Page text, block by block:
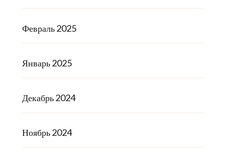
Февраль 2025
Январь 2025
Декабрь 2024
Ноябрь 2024